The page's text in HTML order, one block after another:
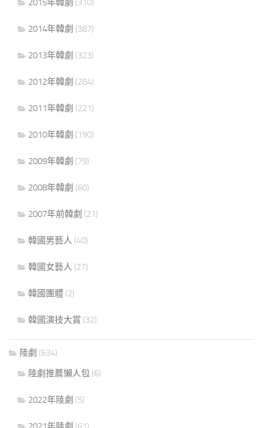
2015年韓劇 (310)
2014年韓劇 (387)
2013年韓劇 (323)
2012年韓劇 (284)
2011年韓劇 (221)
2010年韓劇 (190)
2009年韓劇 (79)
2008年韓劇 (60)
2007年前韓劇 (21)
韓國男藝人 (40)
韓國女藝人 (27)
韓國團體 (2)
韓國演技大賞 (32)
陸劇 (634)
陸劇推薦懶人包 (6)
2022年陸劇 (5)